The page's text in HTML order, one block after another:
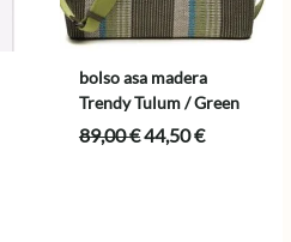
bolso asa madera
Trendy Tulum / Green
89,00€El
44,50€El